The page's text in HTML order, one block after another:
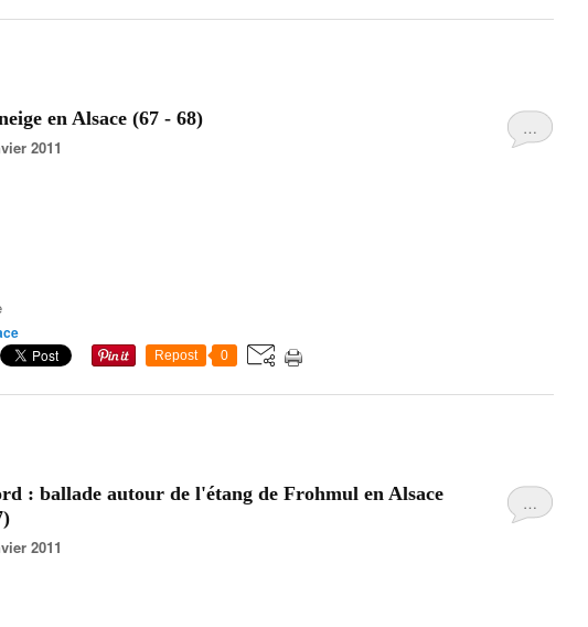
…
en Alsace (67 - 68)
2011
Repost 0
…
: ballade autour de l'étang de Frohmul en Alsace
2011